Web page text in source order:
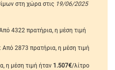
στη χώρα στις 19/06/2025
4322 πρατήρια, η μέση τιμή
: Από 2873 πρατήρια, η μέση τιμή
η μέση τιμή ήταν 1.507€/λίτρο